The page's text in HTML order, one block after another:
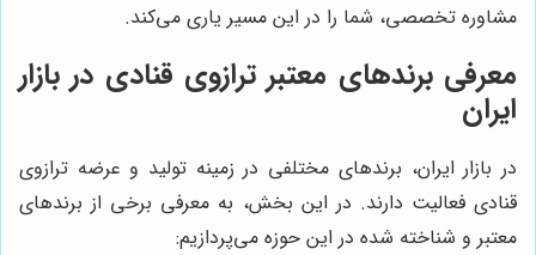
مشاوره تخصصی، شما را در این مسیر یاری می‌کند.
معرفی برندهای معتبر ترازوی قنادی در بازار
ایران
در بازار ایران، برندهای مختلفی در زمینه تولید و عرضه ترازوی
قنادی فعالیت دارند. در این بخش، به معرفی برخی از برندهای
معتبر و شناخته شده در این حوزه می‌پردازیم: